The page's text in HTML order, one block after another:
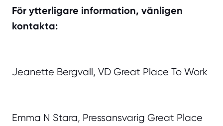
För ytterligare information, vänligen
kontakta:
Jeanette Bergvall, VD Great Place To Work
Emma N Stara, Pressansvarig Great Place